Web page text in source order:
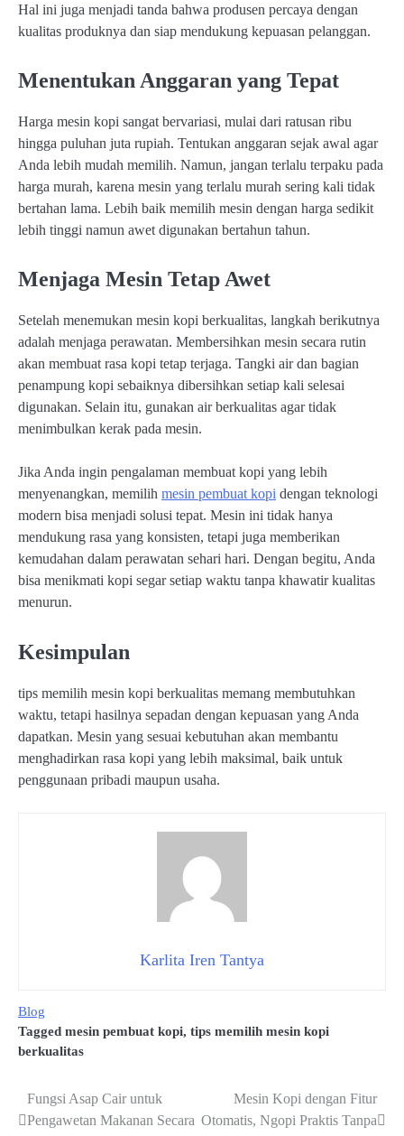
Hal ini juga menjadi tanda bahwa produsen percaya dengan
kualitas produknya dan siap mendukung kepuasan pelanggan.
Menentukan Anggaran yang Tepat
Harga mesin kopi sangat bervariasi, mulai dari ratusan ribu
hingga puluhan juta rupiah. Tentukan anggaran sejak awal agar
Anda lebih mudah memilih. Namun, jangan terlalu terpaku pada
harga murah, karena mesin yang terlalu murah sering kali tidak
bertahan lama. Lebih baik memilih mesin dengan harga sedikit
lebih tinggi namun awet digunakan bertahun tahun.
Menjaga Mesin Tetap Awet
Setelah menemukan mesin kopi berkualitas, langkah berikutnya
adalah menjaga perawatan. Membersihkan mesin secara rutin
akan membuat rasa kopi tetap terjaga. Tangki air dan bagian
penampung kopi sebaiknya dibersihkan setiap kali selesai
digunakan. Selain itu, gunakan air berkualitas agar tidak
menimbulkan kerak pada mesin.
Jika Anda ingin pengalaman membuat kopi yang lebih
menyenangkan, memilih mesin pembuat kopi dengan teknologi
modern bisa menjadi solusi tepat. Mesin ini tidak hanya
mendukung rasa yang konsisten, tetapi juga memberikan
kemudahan dalam perawatan sehari hari. Dengan begitu, Anda
bisa menikmati kopi segar setiap waktu tanpa khawatir kualitas
menurun.
Kesimpulan
tips memilih mesin kopi berkualitas memang membutuhkan
waktu, tetapi hasilnya sepadan dengan kepuasan yang Anda
dapatkan. Mesin yang sesuai kebutuhan akan membantu
menghadirkan rasa kopi yang lebih maksimal, baik untuk
penggunaan pribadi maupun usaha.
Karlita Iren Tantya
Blog
Tagged mesin pembuat kopi, tips memilih mesin kopi
berkualitas
Navigasi
Fungsi Asap Cair untuk
Pengawetan Makanan Secara
Mesin Kopi dengan Fitur
Otomatis, Ngopi Praktis Tanpa